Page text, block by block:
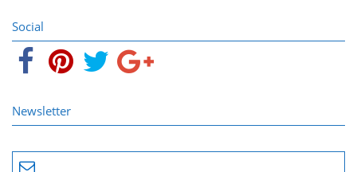
Social
Newsletter